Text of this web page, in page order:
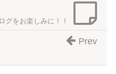
グをお楽しみに！！
Prev